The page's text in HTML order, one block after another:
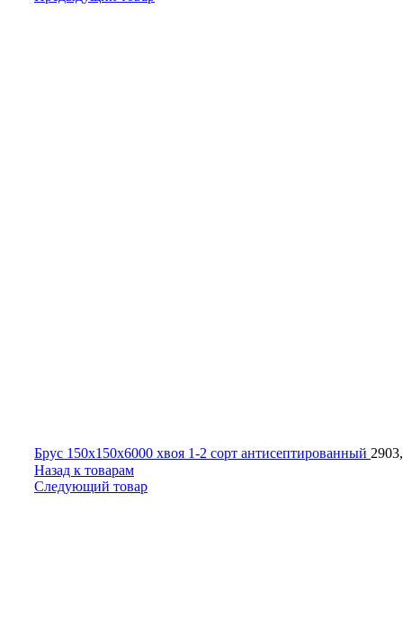
Брус 150х150х6000 хвоя 1-2 сорт антисептированный
Назад к товарам
Следующий товар